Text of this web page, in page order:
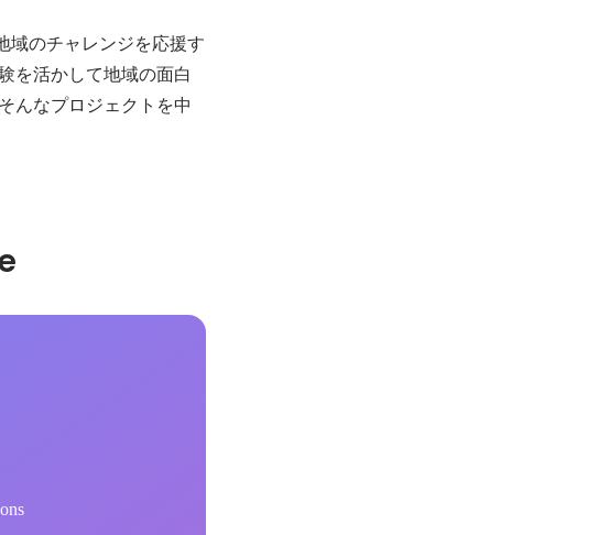
域のチャレンジを応援す
を活かして地域の面白
んなプロジェクトを中